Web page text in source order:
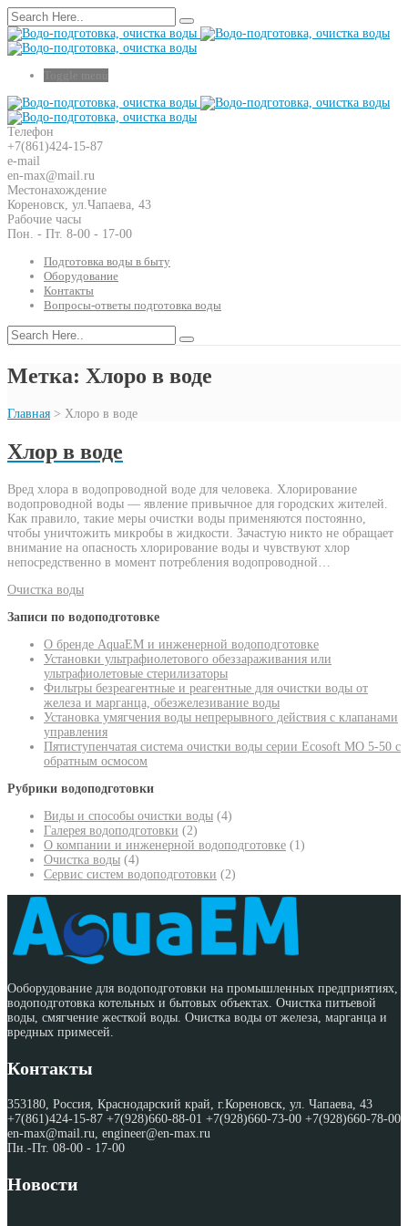
Телефон
+7(861)424-15-87
e-mail
en-max@mail.ru
Местонахождение
Кореновск, ул.Чапаева, 43
Рабочие часы
Пон. - Пт. 8-00 - 17-00
Подготовка воды в быту
Оборудование
Контакты
Вопросы-ответы подготовка воды
Метка: Хлоро в воде
Главная > Хлоро в воде
Хлор в воде
Вред хлора в водопроводной воде для человека. Хлорирование
водопроводной воды — явление привычное для городских жителей.
Как правило, такие меры очистки воды применяются постоянно,
чтобы уничтожить микробы в жидкости. Зачастую никто не обращает
внимание на опасность хлорирование воды и чувствуют хлор
непосредственно в момент потребления водопроводной…
Очистка воды
Записи по водоподготовке
О бренде AquaEM и инженерной водоподготовке
Установки ультрафиолетового обеззараживания или
ультрафиолетовые стерилизаторы
Фильтры безреагентные и реагентные для очистки воды от
железа и марганца, обезжелезивание воды
Установка умягчения воды непрерывного действия с клапанами
управления
Пятиступенчатая система очистки воды серии Ecosoft MO 5-50 с
обратным осмосом
Рубрики водоподготовки
Виды и способы очистки воды (4)
Галерея водоподготовки (2)
О компании и инженерной водоподготовке (1)
Очистка воды (4)
Сервис систем водоподготовки (2)
Ооборудование для водоподготовки на промышленных предприятиях,
водоподготовка котельных и бытовых объектах. Очистка питьевой
воды, смягчение жесткой воды. Очистка воды от железа, марганца и
вредных примесей.
Контакты
353180, Россия, Краснодарский край, г.Кореновск, ул. Чапаева, 43
+7(861)424-15-87 +7(928)660-88-01 +7(928)660-73-00 +7(928)660-78-00
en-max@mail.ru, engineer@en-max.ru
Пн.-Пт. 08-00 - 17-00
Новости